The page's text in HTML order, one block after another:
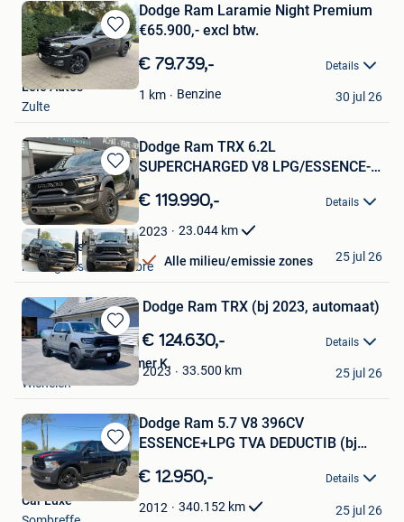
Bewaren
in
Favorieten
Dodge Ram Laramie Night Premium
€65.900,- excl btw.
€ 79.739,- Details
1 km Benzine
Leie Auto's
Zulte
30 jul 26
Bewaren
in
Mijn
Favorieten
Dodge Ram TRX 6.2L
SUPERCHARGED V8 LPG/ESSENCE-
€ 119.990,- Details
2023 23.044 km
Alle milieu/emissie zones
World Cars SRL
Montignies-Sur-Sambre
25 jul 26
Bewaren
in
Mijn
Favorieten
Dodge Ram TRX (bj 2023, automaat)
€ 124.630,- Details
2023 33.500 km
USA Import / De Cremer K.
Wichelen
25 jul 26
Bewaren
in
Mijn
Favorieten
Dodge Ram 5.7 V8 396CV
ESSENCE+LPG TVA DEDUCTIB (bj
€ 12.950,- Details
2012 340.152 km
Car Luxe
25 jul 26